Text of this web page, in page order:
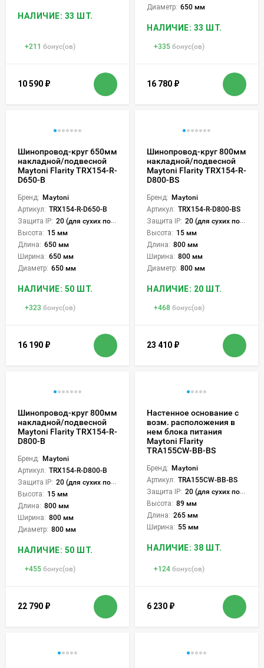
НАЛИЧИЕ: 33 ШТ.
+211 бонус(ов)
10 590 ₽
Диаметр: 650 мм
НАЛИЧИЕ: 33 ШТ.
+335 бонус(ов)
16 780 ₽
Шинопровод-круг 650мм
накладной/подвесной
Maytoni Flarity TRX154-R-
D650-B
Бренд: Maytoni
Артикул: TRX154-R-D650-B
Защита IP: 20 (для сухих пом.)
Высота: 15 мм
Длина: 650 мм
Ширина: 650 мм
Диаметр: 650 мм
НАЛИЧИЕ: 50 ШТ.
+323 бонус(ов)
16 190 ₽
Шинопровод-круг 800мм
накладной/подвесной
Maytoni Flarity TRX154-R-
D800-BS
Бренд: Maytoni
Артикул: TRX154-R-D800-BS
Защита IP: 20 (для сухих пом.)
Высота: 15 мм
Длина: 800 мм
Ширина: 800 мм
Диаметр: 800 мм
НАЛИЧИЕ: 20 ШТ.
+468 бонус(ов)
23 410 ₽
Шинопровод-круг 800мм
накладной/подвесной
Maytoni Flarity TRX154-R-
D800-B
Бренд: Maytoni
Артикул: TRX154-R-D800-B
Защита IP: 20 (для сухих пом.)
Высота: 15 мм
Длина: 800 мм
Ширина: 800 мм
Диаметр: 800 мм
НАЛИЧИЕ: 50 ШТ.
+455 бонус(ов)
22 790 ₽
Настенное основание с
возм. расположения в
нем блока питания
Maytoni Flarity
TRA155CW-BB-BS
Бренд: Maytoni
Артикул: TRA155CW-BB-BS
Защита IP: 20 (для сухих пом.)
Высота: 89 мм
Длина: 265 мм
Ширина: 55 мм
НАЛИЧИЕ: 38 ШТ.
+124 бонус(ов)
6 230 ₽